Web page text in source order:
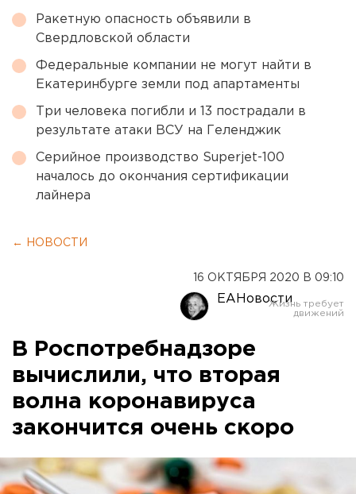
Ракетную опасность объявили в
Свердловской области
Федеральные компании не могут найти в
Екатеринбурге земли под апартаменты
Три человека погибли и 13 пострадали в
результате атаки ВСУ на Геленджик
Серийное производство Superjet-100
началось до окончания сертификации
лайнера
← НОВОСТИ
16 ОКТЯБРЯ 2020 В 09:10
ЕАНовости
В Роспотребнадзоре
вычислили, что вторая
волна коронавируса
закончится очень скоро